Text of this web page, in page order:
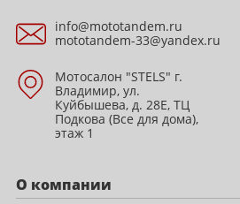
info@mototandem.ru
mototandem-33@yandex.ru
Мотосалон "STELS" г.
Владимир, ул.
Куйбышева, д. 28Е, ТЦ
Подкова (Все для дома),
этаж 1
О компании